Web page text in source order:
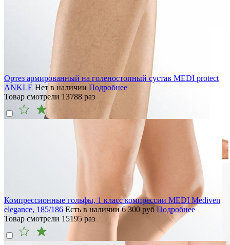
Ортез армированный на голеностопный сустав MEDI protect
ANKLE Нет в наличии Подробнее
Товар смотрели 13788 раз
Компрессионные гольфы, 1 класс компрессии MEDI Mediven
elegance, 185/186 Есть в наличии 6 300 руб Подробнее
Товар смотрели 15195 раз